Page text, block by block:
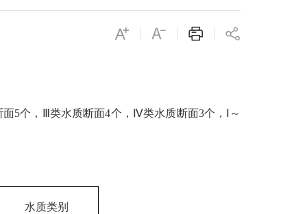
面5个， 类水质断面4个， Ⅳ类水质断面3个，
Ⅰ～
水质类别